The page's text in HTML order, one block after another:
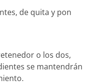
de quita y pon
o los dos,
se mantendrán